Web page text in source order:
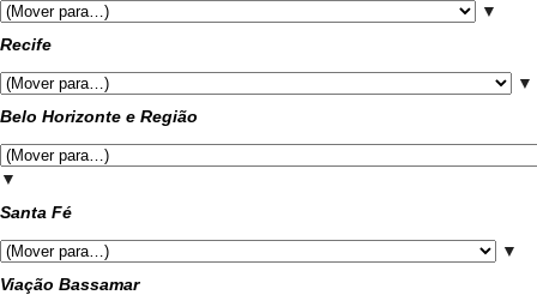
▼
Recife
▼
Belo Horizonte e Região
▼
Santa Fé
▼
Viação Bassamar